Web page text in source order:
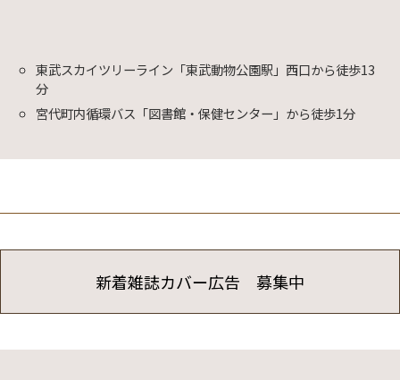
東武スカイツリーライン「東武動物公園駅」西口から徒歩13
分
宮代町内循環バス「図書館・保健センター」から徒歩1分
新着雑誌カバー広告 募集中